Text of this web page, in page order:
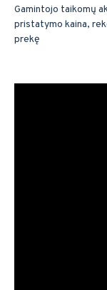
Gamintojo taikomų
pristatymo kaina,
prekę